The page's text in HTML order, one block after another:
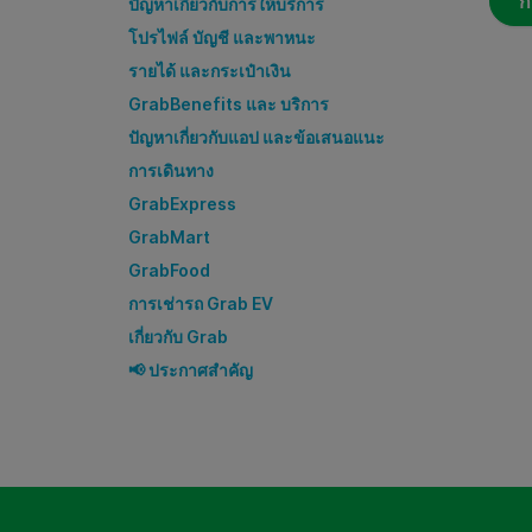
ปัญหาเกี่ยวกับการให้บริการ
โปรไฟล์ บัญชี และพาหนะ
รายได้ และกระเป๋าเงิน
GrabBenefits และ บริการ
ปัญหาเกี่ยวกับแอป และข้อเสนอแนะ
การเดินทาง
GrabExpress
GrabMart
GrabFood
การเช่ารถ Grab EV
เกี่ยวกับ Grab
📢 ประกาศสำคัญ